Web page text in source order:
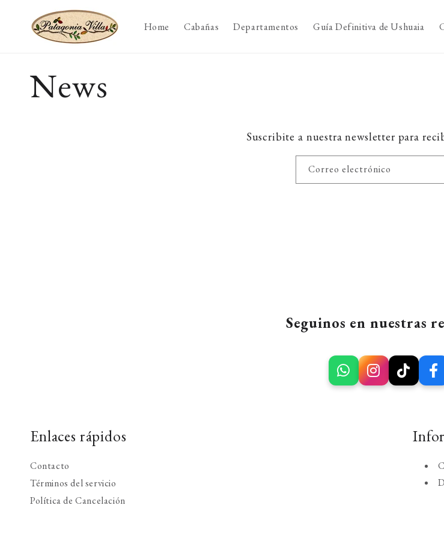
directamente
al contenido
Home Cabañas Departamentos Guía Definitiva de Ushuaia
News
Suscribite a nuestra newsletter para
Correo electrónico
Seguinos en nuestras
Enlaces rápidos
Contacto
Términos del servicio
Política de Cancelación